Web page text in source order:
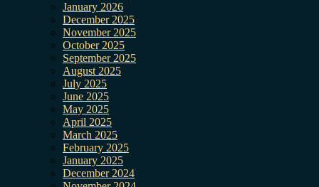
January 2026
December 2025
November 2025
October 2025
September 2025
August 2025
July 2025
June 2025
May 2025
April 2025
March 2025
February 2025
January 2025
December 2024